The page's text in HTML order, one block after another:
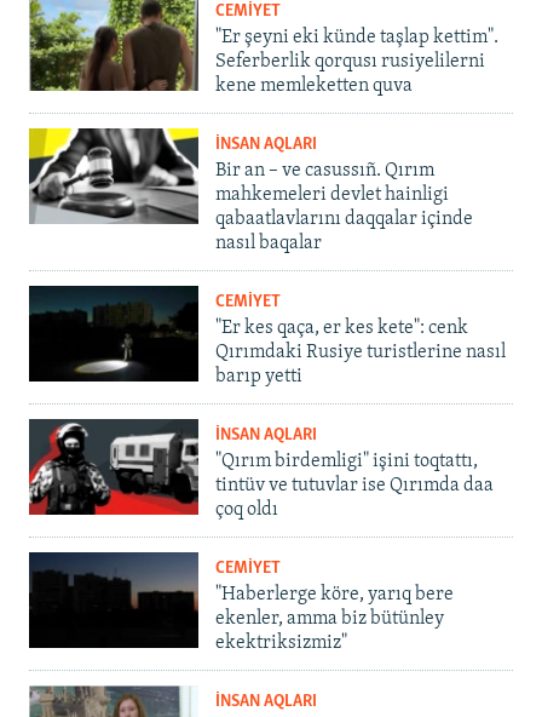
CEMİYET
"Er şeyni eki künde taşlap kettim".
Seferberlik qorqusı rusiyelilerni
kene memleketten quva
İNSAN AQLARI
Bir an – ve casussıñ. Qırım
mahkemeleri devlet hainligi
qabaatlavlarını daqqalar içinde
nasıl baqalar
CEMİYET
"Er kes qaça, er kes kete": cenk
Qırımdaki Rusiye turistlerine nasıl
barıp yetti
İNSAN AQLARI
"Qırım birdemligi" işini toqtattı,
tintüv ve tutuvlar ise Qırımda daa
çoq oldı
CEMİYET
"Haberlerge köre, yarıq bere
ekenler, amma biz bütünley
ekektriksizmiz"
İNSAN AQLARI